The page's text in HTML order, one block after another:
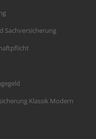
Sachversicherung
Klassik Modern